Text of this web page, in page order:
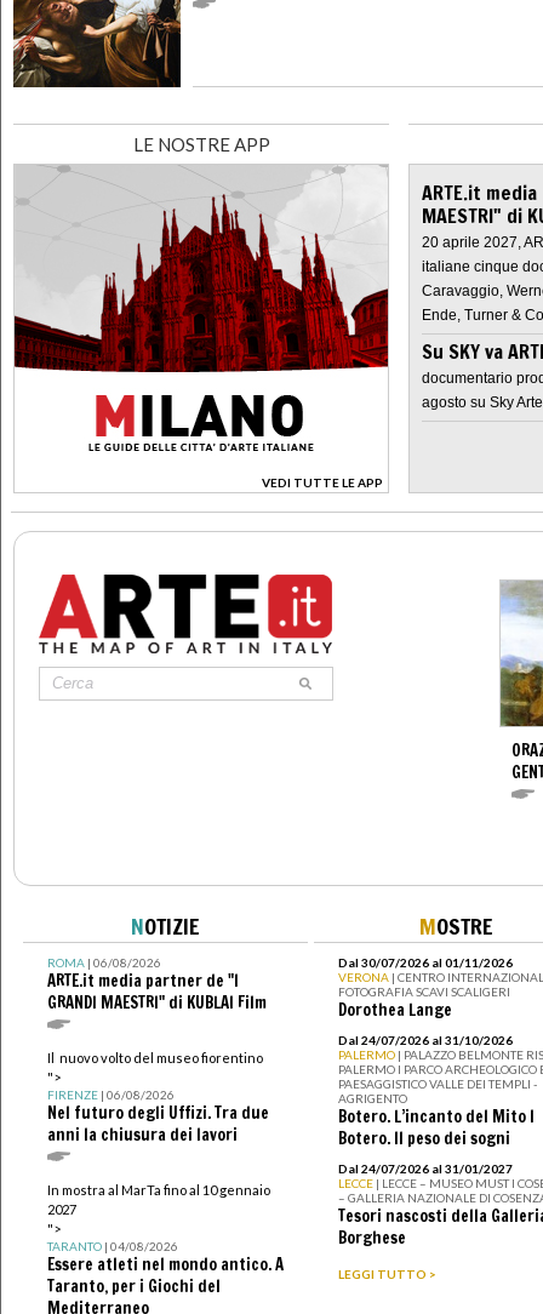
LE NOSTRE APP
VEDI TUTTE LE APP
>
ARTE.it
MAESTRI" di
20 aprile 2027,
italiane cinque
Caravaggio,
Ende, Turner &
Su SKY va
documentario
agosto su Sky Arte
NOTIZIE
ROMA| 06/08/2026
ARTE.it media partner de "I
GRANDI MAESTRI" di KUBLAI Film
Il nuovo volto del museo fiorentino
">
FIRENZE| 06/08/2026
Nel futuro degli Uffizi. Tra due
anni la chiusura dei lavori
In mostra al MarTa fino al 10 gennaio
2027
">
TARANTO| 04/08/2026
Essere atleti nel mondo antico. A
Taranto, per i Giochi del
Mediterraneo
MOSTRE
Dal 30/07/2026 al 01/11/2026
VERONA | CENTRO
FOTOGRAFIA SCAVI SCALIGERI
Dorothea Lange
Dal 24/07/2026 al 31/10/2026
PALERMO | PALAZZO BELMONTE
PALERMO I PARCO ARCHEOLOGICO
PAESAGGISTICO VALLE DEI TEMPLI -
AGRIGENTO
Botero. L’incanto del Mito I
Botero. Il peso dei sogni
Dal 24/07/2026 al 31/01/2027
LECCE | LECCE – MUSEO MUST I
– GALLERIA NAZIONALE DI
Tesori nascosti della
Borghese
LEGGI TUTTO >